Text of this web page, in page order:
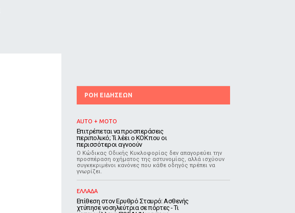
ΡΟΗ ΕΙΔΗΣΕΩΝ
AUTO + MOTO
Επιτρέπεται να προσπεράσεις
περιπολικό; Τι λέει ο ΚΟΚ που οι
περισσότεροι αγνοούν
Ο Κώδικας Οδικής Κυκλοφορίας δεν απαγορεύει την
προσπέραση οχήματος της αστυνομίας, αλλά ισχύουν
συγκεκριμένοι κανόνες που κάθε οδηγός πρέπει να
γνωρίζει.
ΕΛΛΑΔΑ
Επίθεση στον Ερυθρό Σταυρό: Ασθενής
χτύπησε νοσηλεύτρια σε πόρτες - Τι